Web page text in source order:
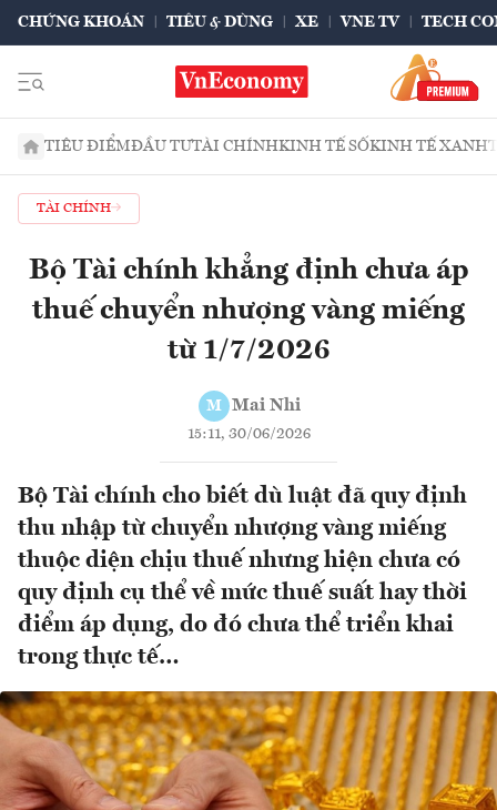
CHỨNG KHOÁN TIÊU & DÙNG XE VNE TV TECH
TIÊU ĐIỂMĐẦU TƯTÀI CHÍNHKINH TẾ SỐKINH TẾ XANH
TÀI CHÍNH
Bộ Tài chính khẳng định chưa áp
thuế chuyển nhượng vàng miếng
từ 1/7/2026
M Mai Nhi
15:11, 30/06/2026
Bộ Tài chính cho biết dù luật đã quy định
thu nhập từ chuyển nhượng vàng miếng
thuộc diện chịu thuế nhưng hiện chưa có
quy định cụ thể về mức thuế suất hay thời
điểm áp dụng, do đó chưa thể triển khai
trong thực tế…